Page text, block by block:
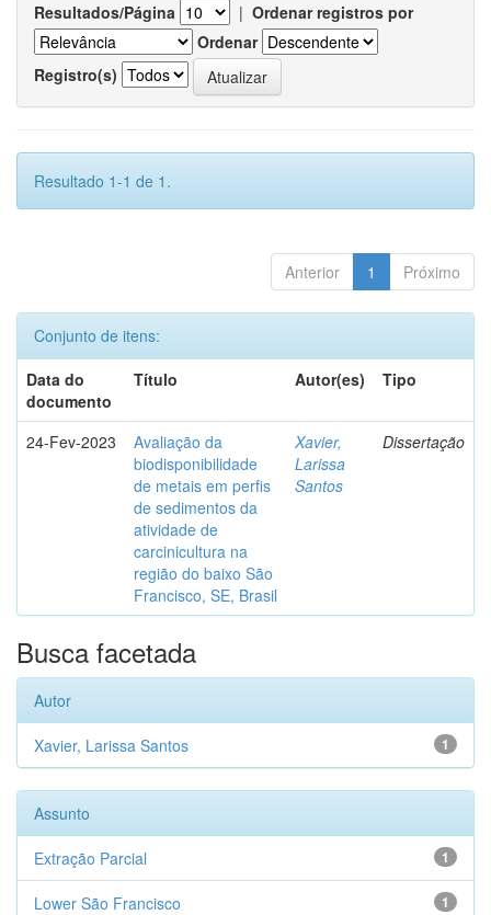
Resultados/Página | Ordenar registros por
Ordenar
Registro(s)
Resultado 1-1 de 1.
Anterior 1 Próximo
Conjunto de itens:
Data do
documento
Título Autor(es) Tipo
24-Fev-2023
Avaliação da
biodisponibilidade
de metais em perfis
de sedimentos da
atividade de
carcinicultura na
região do baixo São
Francisco, SE, Brasil
Xavier,
Larissa
Santos
Dissertação
Busca facetada
Autor
1
Xavier, Larissa Santos
Assunto
1
Extração Parcial
1
Lower São Francisco